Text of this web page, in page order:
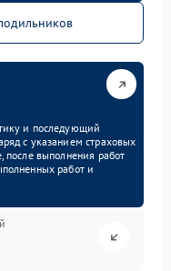
и последующий
с указанием страховых
после выполнения работ
работ и